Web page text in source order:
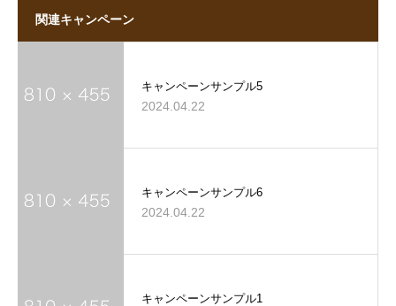
関連キャンペーン
キャンペーンサンプル5
2024.04.22
キャンペーンサンプル6
2024.04.22
キャンペーンサンプル1